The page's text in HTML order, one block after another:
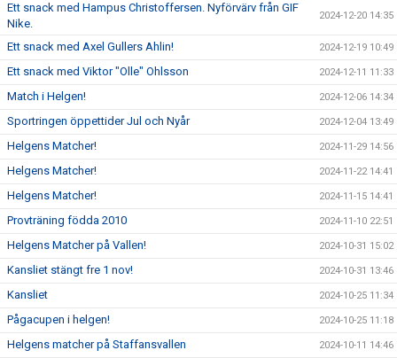
Ett snack med Hampus Christoffersen. Nyförvärv från GIF
Nike.
2024-12-20 14:35
Ett snack med Axel Gullers Ahlin! 2024-12-19 10:49
Ett snack med Viktor "Olle" Ohlsson 2024-12-11 11:33
Match i Helgen! 2024-12-06 14:34
Sportringen öppettider Jul och Nyår 2024-12-04 13:49
Helgens Matcher! 2024-11-29 14:56
Helgens Matcher! 2024-11-22 14:41
Helgens Matcher! 2024-11-15 14:41
Provträning födda 2010 2024-11-10 22:51
Helgens Matcher på Vallen! 2024-10-31 15:02
Kansliet stängt fre 1 nov! 2024-10-31 13:46
Kansliet 2024-10-25 11:34
Pågacupen i helgen! 2024-10-25 11:18
Helgens matcher på Staffansvallen 2024-10-11 14:46